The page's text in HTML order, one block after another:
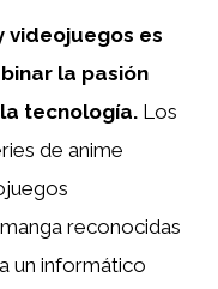
videojuegos es
la pasión
tecnología. Los
de anime
reconocidas
un informático